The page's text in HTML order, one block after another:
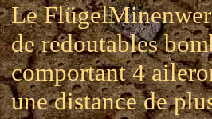
Le
de redoutables
comportant 4
une distance de